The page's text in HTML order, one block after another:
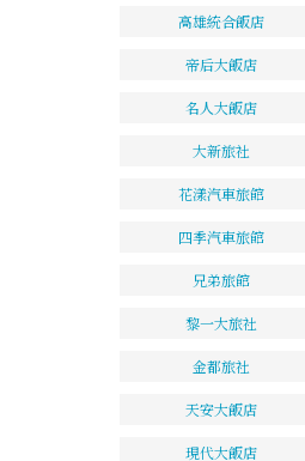
高雄統合飯店
帝后大飯店
名人大飯店
大新旅社
花漾汽車旅館
四季汽車旅館
兄弟旅館
黎一大旅社
金都旅社
天安大飯店
現代大飯店